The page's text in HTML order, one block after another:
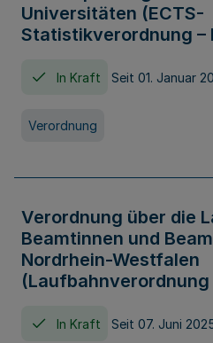
Universitäten (ECTS-
Statistikverordnung –
In Kraft Seit 01. Januar
Verordnung
Verordnung über die
Beamtinnen und
Nordrhein-Westfalen
(Laufbahnverordnung
In Kraft Seit 07. Juni